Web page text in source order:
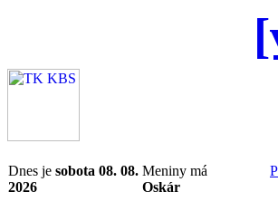
Dnes je sobota 08. 08.
2026
Meniny má
Oskár